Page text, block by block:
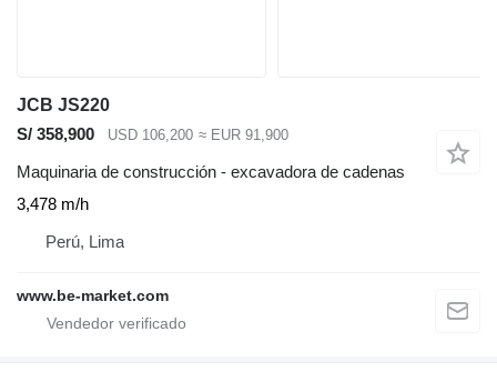
JCB JS220
S/ 358,900
USD 106,200 ≈ EUR 91,900
Maquinaria de construcción - excavadora de cadenas
3,478 m/h
Perú, Lima
www.be-market.com